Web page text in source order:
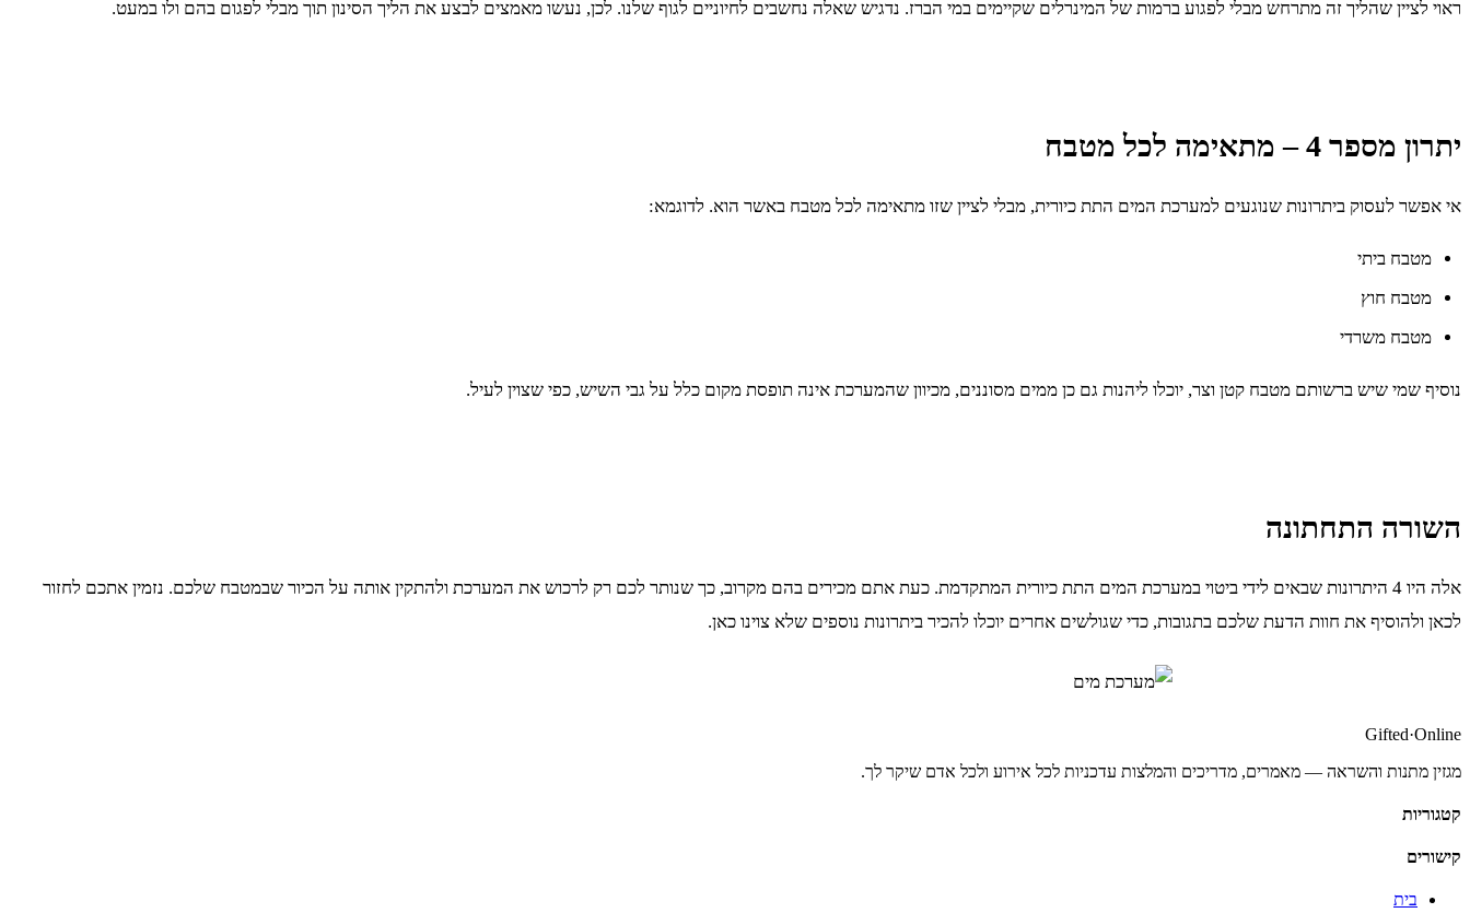
ראוי לציין שהליך זה מתרחש מבלי לפגוע ברמות של המינרלים שקיימים במי הברז. נדגיש שאלה נחשבים לחיוניים לגוף שלנו. לכן, נעשו מאמצים לבצע את הליך הסינון תוך מבלי לפגום בהם ולו במעט.
יתרון מספר 4 – מתאימה לכל מטבח
אי אפשר לעסוק ביתרונות שנוגעים למערכת המים התת כיורית, מבלי לציין שזו מתאימה לכל מטבח באשר הוא. לדוגמא:
מטבח ביתי
מטבח חוץ
מטבח משרדי
נוסיף שמי שיש ברשותם מטבח קטן וצר, יוכלו ליהנות גם כן ממים מסוננים, מכיוון שהמערכת אינה תופסת מקום כלל על גבי השיש, כפי שצוין לעיל.
השורה התחתונה
אלה היו 4 היתרונות שבאים לידי ביטוי במערכת המים התת כיורית המתקדמת. כעת אתם מכירים בהם מקרוב, כך שנותר לכם רק לרכוש את המערכת ולהתקין אותה על הכיור שבמטבח שלכם. נזמין אתכם לחזור
לכאן ולהוסיף את חוות הדעת שלכם בתגובות, כדי שגולשים אחרים יוכלו להכיר ביתרונות נוספים שלא צוינו כאן.
Gifted·Online
מגזין מתנות והשראה — מאמרים, מדריכים והמלצות עדכניות לכל אירוע ולכל אדם שיקר לך.
קטגוריות
קישורים
בית